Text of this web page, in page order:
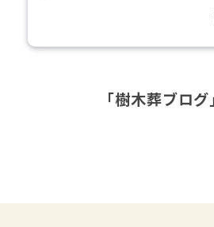
「樹木葬ブロ